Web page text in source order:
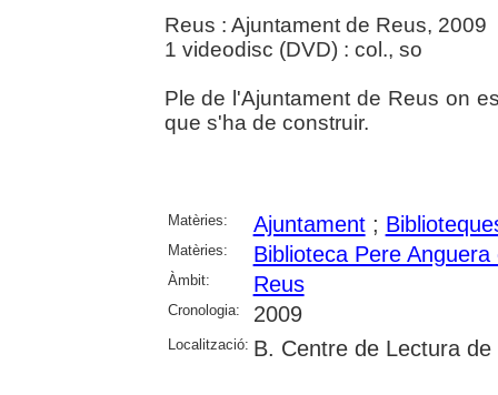
Reus : Ajuntament de Reus, 2009
1 videodisc (DVD) : col., so
Ple de l'Ajuntament de Reus on
que s'ha de construir.
Matèries: Ajuntament;
Matèries: Biblioteca Pere Anguera
Àmbit: Reus
Cronologia: 2009
Localització: B. Centre de Lectura de